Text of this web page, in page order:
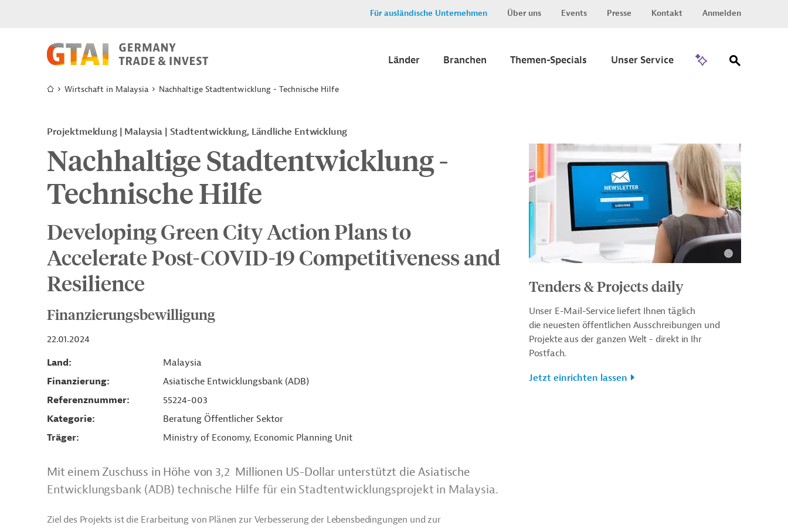
Für ausländische Unternehmen Über uns Events Presse Kontakt Anmelden
Länder Branchen Themen-Specials Unser Service
Wirtschaft in Malaysia Nachhaltige Stadtentwicklung - Technische Hilfe
Projektmeldung Malaysia Stadtentwicklung, Ländliche Entwicklung
Nachhaltige Stadtentwicklung -
Technische Hilfe
Developing Green City Action Plans to
Accelerate Post-COVID-19 Competitiveness and
Resilience
Finanzierungsbewilligung
22.01.2024
Land
Malaysia
Finanzierung
Asiatische Entwicklungsbank (ADB)
Referenznummer
55224-003
Kategorie
Beratung Öffentlicher Sektor
Träger
Ministry of Economy, Economic Planning Unit
Mit einem Zuschuss in Höhe von 3,2 Millionen US-Dollar unterstützt die Asiatische
Entwicklungsbank (ADB) technische Hilfe für ein Stadtentwicklungsprojekt in Malaysia.
Ziel des Projekts ist die Erarbeitung von Plänen zur Verbesserung der Lebensbedingungen und zur
Tenders & Projects daily
Unser E-Mail-Service liefert Ihnen täglich
die neuesten öffentlichen Ausschreibungen und
Projekte aus der ganzen Welt - direkt in Ihr
Postfach.
Jetzt einrichten lassen